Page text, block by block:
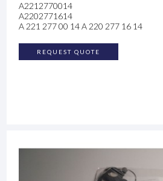
A2212770014
A2202771614
A 221 277 00 14 A 220 277 16 14
REQUEST QUOTE